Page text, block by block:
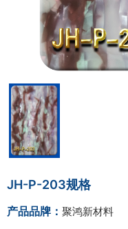
JH-P-203规格
产品品牌： 聚鸿新材料